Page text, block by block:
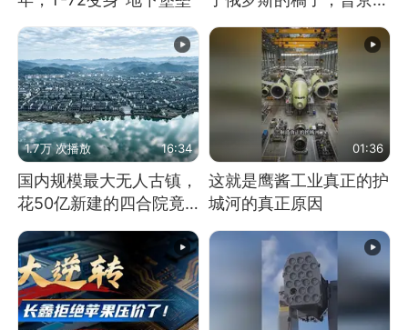
战胜自己就是胜利
1.7万 次播放 16:34
国内规模最大无人古镇，
花50亿新建的四合院竟
01:36
这就是鹰酱工业真正的护
城河的真正原因